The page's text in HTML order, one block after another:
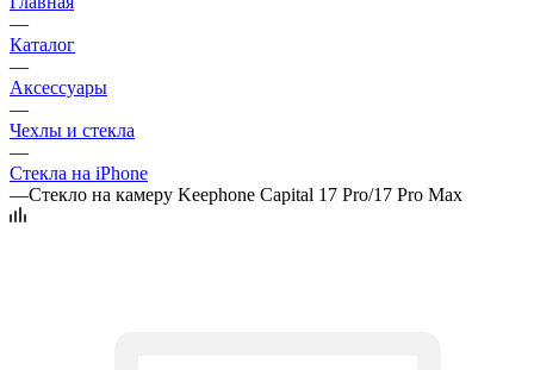
—
Каталог
—
Аксессуары
—
Чехлы и стекла
—
Стекла на iPhone
—Стекло на камеру Keephone Capital 17 Pro/17 Pro Max